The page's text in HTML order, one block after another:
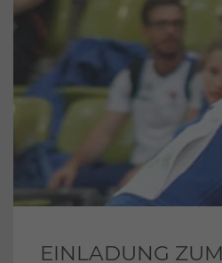
EINLADUNG